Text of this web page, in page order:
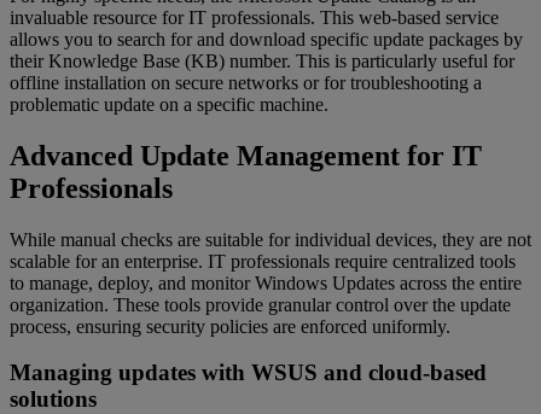
invaluable resource for IT professionals. This web-based service
allows you to search for and download specific update packages by
their Knowledge Base (KB) number. This is particularly useful for
offline installation on secure networks or for troubleshooting a
problematic update on a specific machine.
Advanced Update Management for IT
Professionals
While manual checks are suitable for individual devices, they are not
scalable for an enterprise. IT professionals require centralized tools
to manage, deploy, and monitor Windows Updates across the entire
organization. These tools provide granular control over the update
process, ensuring security policies are enforced uniformly.
Managing updates with WSUS and cloud-based
solutions